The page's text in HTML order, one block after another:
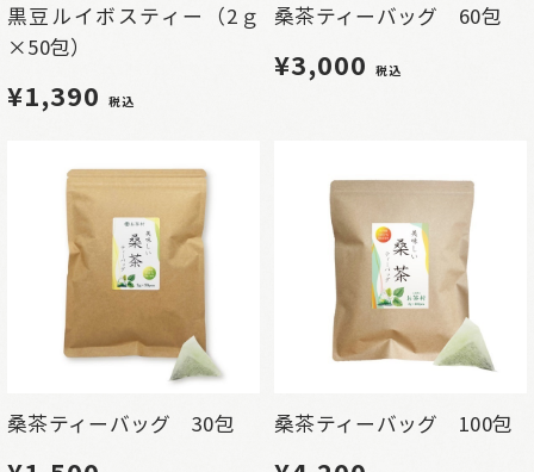
黒豆ルイボスティー（2ｇ
×50包）
¥1,390 税込
桑茶ティーバッグ 60包
¥3,000 税込
桑茶ティーバッグ 30包 桑茶ティーバッグ 100包